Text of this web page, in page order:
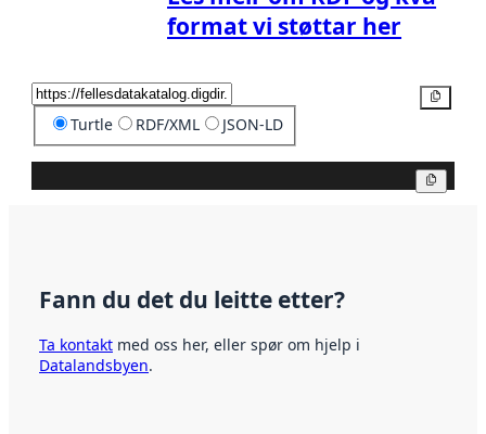
format vi støttar her
Turtle RDF/XML JSON-LD
Fann du det du leitte etter?
Ta kontakt med oss her, eller spør om hjelp i
Datalandsbyen.